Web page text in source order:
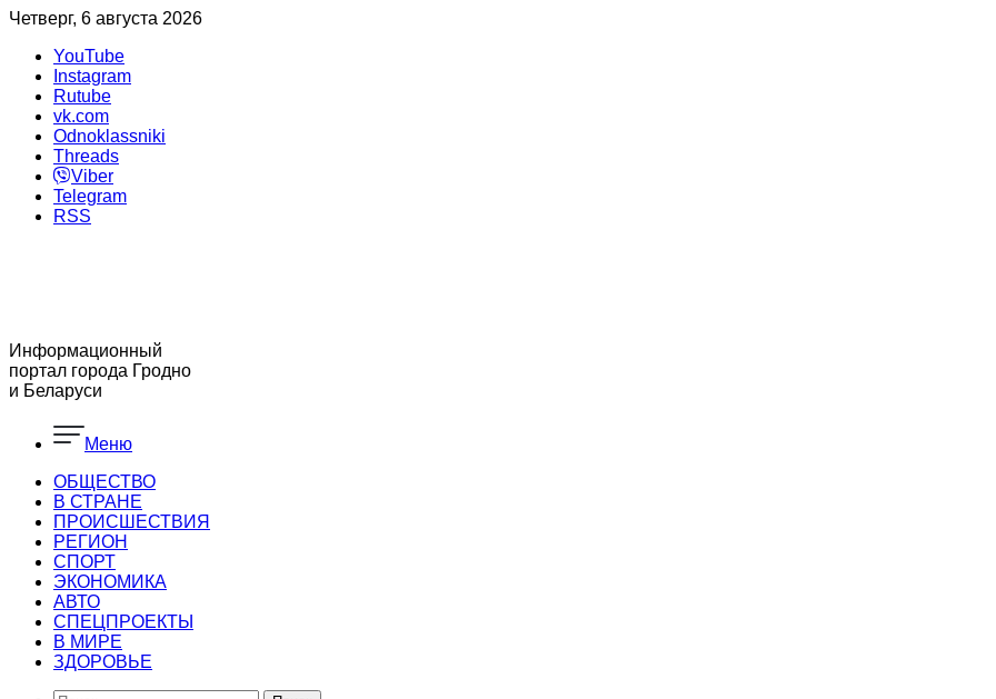
Четверг, 6 августа 2026
YouTube
Instagram
Rutube
vk.com
Odnoklassniki
Threads
Viber
Telegram
RSS
Информационный
портал города Гродно
и Беларуси
Меню
ОБЩЕСТВО
В СТРАНЕ
ПРОИСШЕСТВИЯ
РЕГИОН
CПОРТ
ЭКОНОМИКА
АВТО
СПЕЦПРОЕКТЫ
В МИРЕ
ЗДОРОВЬЕ